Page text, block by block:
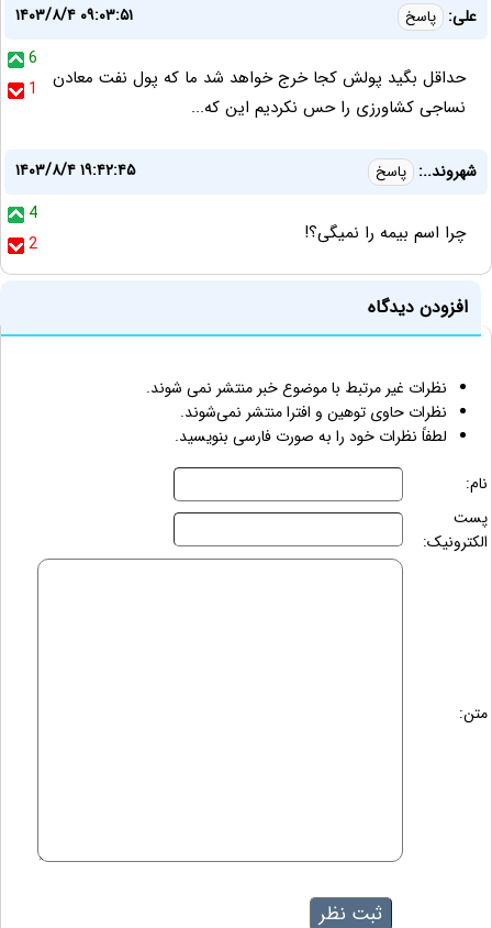
علی: پاسخ
۱۴۰۳/۸/۴ ۰۹:۰۳:۵۱
6
1
حداقل بگید پولش کجا خرج خواهد شد ما که پول نفت معادن
نساجی کشاورزی را حس نکردیم این که...
شهروند..: پاسخ
۱۴۰۳/۸/۴ ۱۹:۴۲:۴۵
4
2
چرا اسم بیمه را نمیگی؟!
افزودن دیدگاه
نظرات غیر مرتبط با موضوع خبر منتشر نمی شوند.
نظرات حاوی توهین و افترا منتشر نمی‌شوند.
لطفاً نظرات خود را به صورت فارسی بنویسید.
نام:
پست
الکترونیک:
متن: